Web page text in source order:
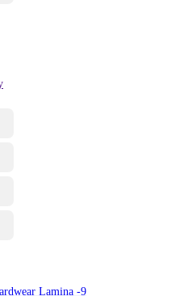
Lamina -9